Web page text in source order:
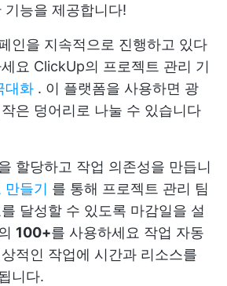
기능을 제공합니다!
인을 지속적으로 진행하고 있다
요 ClickUp의 프로젝트 관리 기
대화 . 이 플랫폼을 사용하면 광
은 덩어리로 나눌 수 있습니다
할당하고 작업 의존성을 만듭니
만들기 를 통해 프로젝트 관리 팀
달성할 수 있도록 마감일을 설
100+를 사용하세요 작업 자동
적인 작업에 시간과 리소스를
니다.